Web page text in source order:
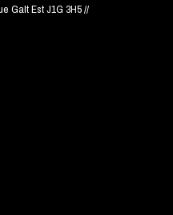
Galt Est J1G 3H5 //